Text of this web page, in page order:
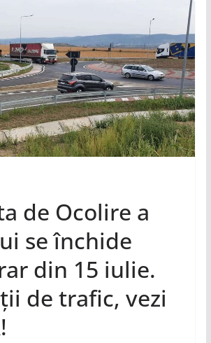
de Ocolire a
se închide
din 15 iulie.
de trafic, vezi